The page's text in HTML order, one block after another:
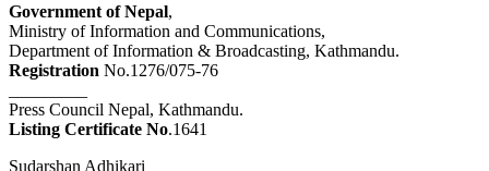
Government of Nepal,
Ministry of Information and Communications,
Department of Information & Broadcasting, Kathmandu.
Registration No.1276/075-76
Press Council Nepal, Kathmandu.
Listing Certificate No.1641
Sudarshan Adhikari